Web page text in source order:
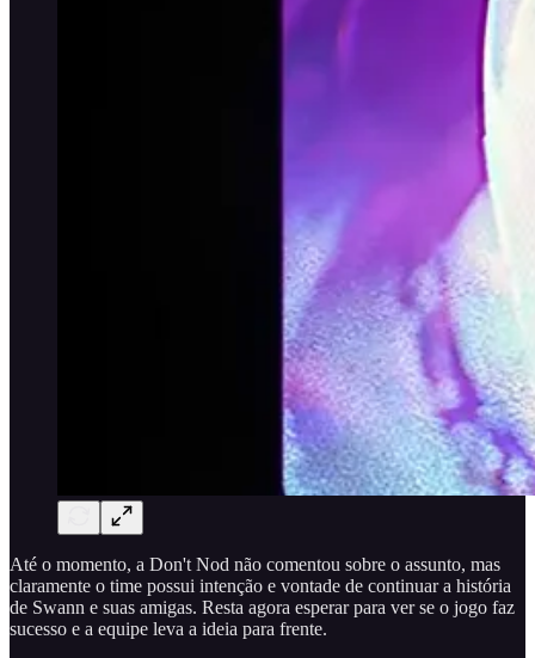
Até o momento, a Don't Nod não comentou sobre o assunto, mas
claramente o time possui intenção e vontade de continuar a história
de Swann e suas amigas. Resta agora esperar para ver se o jogo faz
sucesso e a equipe leva a ideia para frente.